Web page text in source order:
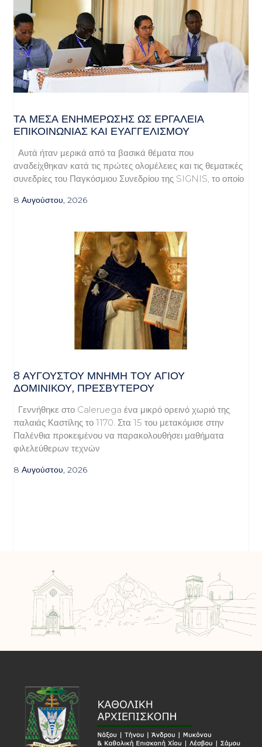
ΤΑ ΜΈΣΑ ΕΝΗΜΈΡΩΣΗΣ ΩΣ ΕΡΓΑΛΕΊΑ
ΕΠΙΚΟΙΝΩΝΊΑΣ ΚΑΙ ΕΥΑΓΓΕΛΙΣΜΟΎ
Αυτά ήταν μερικά από τα βασικά θέματα που
αναδείχθηκαν κατά τις πρώτες ολομέλειες και τις θεματικές
συνεδρίες του Παγκόσμιου Συνεδρίου της SIGNIS, το οποίο
8 Αυγούστου, 2026
8 ΑΥΓΟΥΣΤΟΥ ΜΝΗΜΗ ΤΟΥ ΑΓΙΟΥ
ΔΟΜΙΝΙΚΟΥ, ΠΡΕΣΒΥΤΕΡΟΥ
Γεννήθηκε στο Caleruega ένα μικρό ορεινό χωριό της
παλαιάς Καστίλης το 1170. Στα 15 του μετακόμισε στην
Παλένθια προκειμένου να παρακολουθήσει μαθήματα
φιλελεύθερων τεχνών
8 Αυγούστου, 2026